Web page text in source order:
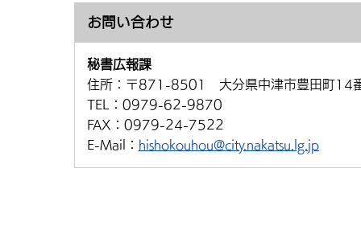
お問い合わせ
秘書広報課
住所： 〒871-8501 大分県中津市豊田町14
TEL： 0979-62-9870
FAX： 0979-24-7522
E-Mail： hishokouhou@city.nakatsu.lg.jp